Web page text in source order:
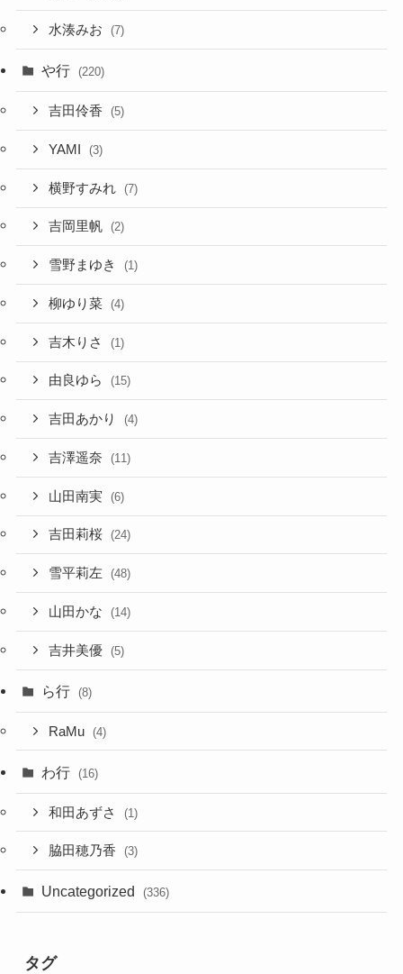
水湊みお (7)
や行 (220)
吉田伶香 (5)
YAMI (3)
横野すみれ (7)
吉岡里帆 (2)
雪野まゆき (1)
柳ゆり菜 (4)
吉木りさ (1)
由良ゆら (15)
吉田あかり (4)
吉澤遥奈 (11)
山田南実 (6)
吉田莉桜 (24)
雪平莉左 (48)
山田かな (14)
吉井美優 (5)
ら行 (8)
RaMu (4)
わ行 (16)
和田あずさ (1)
脇田穂乃香 (3)
Uncategorized (336)
タグ